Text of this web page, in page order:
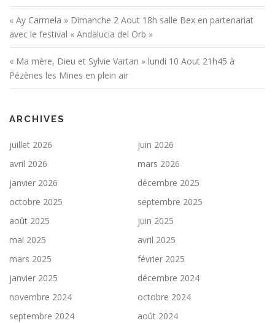
« Ay Carmela » Dimanche 2 Aout 18h salle Bex en partenariat
avec le festival « Andalucia del Orb »
« Ma mère, Dieu et Sylvie Vartan » lundi 10 Aout 21h45 à
Pézènes les Mines en plein air
ARCHIVES
juillet 2026
juin 2026
avril 2026
mars 2026
janvier 2026
décembre 2025
octobre 2025
septembre 2025
août 2025
juin 2025
mai 2025
avril 2025
mars 2025
février 2025
janvier 2025
décembre 2024
novembre 2024
octobre 2024
septembre 2024
août 2024